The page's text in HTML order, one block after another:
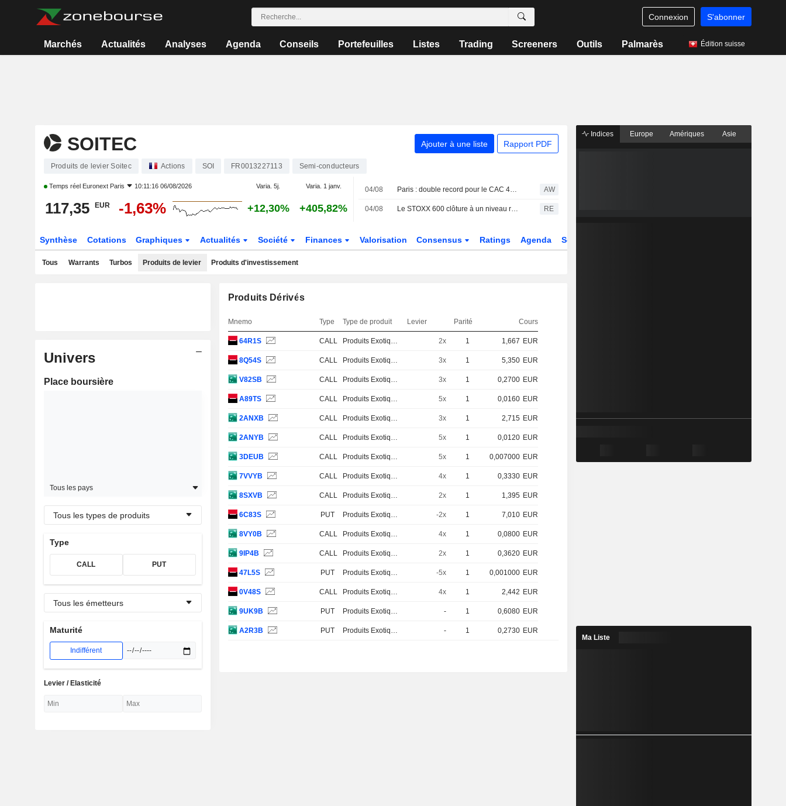
Connexion S'abonner
Marchés Actualités Analyses Agenda Conseils Portefeuilles Listes Trading Screeners Outils Palmarès Édition suisse
SOITEC Ajouter à une liste Rapport PDF
Produits de levier Soitec Actions SOI FR0013227113 Semi-conducteurs
Temps réel Euronext Paris 10:11:16 06/08/2026 Varia. 5j. Varia. 1 janv.
117,35 EUR -1,63% +12,30% +405,82%
04/08 Paris : double record pour le CAC 40, en séance et en clôture AW
04/08 Le STOXX 600 clôture à un niveau record, porté par les résultats d'entreprises et la technologie RE
Synthèse Cotations Graphiques Actualités Société Finances Valorisation Consensus Ratings Agenda Secteur
Tous Warrants Turbos Produits de levier Produits d'investissement
Univers
Place boursière
Tous les pays
Tous les types de produits
Type
CALL PUT
Tous les émetteurs
Maturité
Indifférent
Levier / Elasticité
Produits Dérivés
Mnemo Type Type de produit Levier Parité Cours
64R1S CALL Produits Exotiques 2x 1 1,667 EUR
8Q54S CALL Produits Exotiques 3x 1 5,350 EUR
V82SB CALL Produits Exotiques 3x 1 0,2700 EUR
A89TS CALL Produits Exotiques 5x 1 0,0160 EUR
2ANXB CALL Produits Exotiques 3x 1 2,715 EUR
2ANYB CALL Produits Exotiques 5x 1 0,0120 EUR
3DEUB CALL Produits Exotiques 5x 1 0,007000 EUR
7VVYB CALL Produits Exotiques 4x 1 0,3330 EUR
8SXVB CALL Produits Exotiques 2x 1 1,395 EUR
6C83S PUT Produits Exotiques -2x 1 7,010 EUR
8VY0B CALL Produits Exotiques 4x 1 0,0800 EUR
9IP4B CALL Produits Exotiques 2x 1 0,3620 EUR
47L5S PUT Produits Exotiques -5x 1 0,001000 EUR
0V48S CALL Produits Exotiques 4x 1 2,442 EUR
9UK9B PUT Produits Exotiques - 1 0,6080 EUR
A2R3B PUT Produits Exotiques - 1 0,2730 EUR
Indices Europe Amériques Asie
Ma Liste